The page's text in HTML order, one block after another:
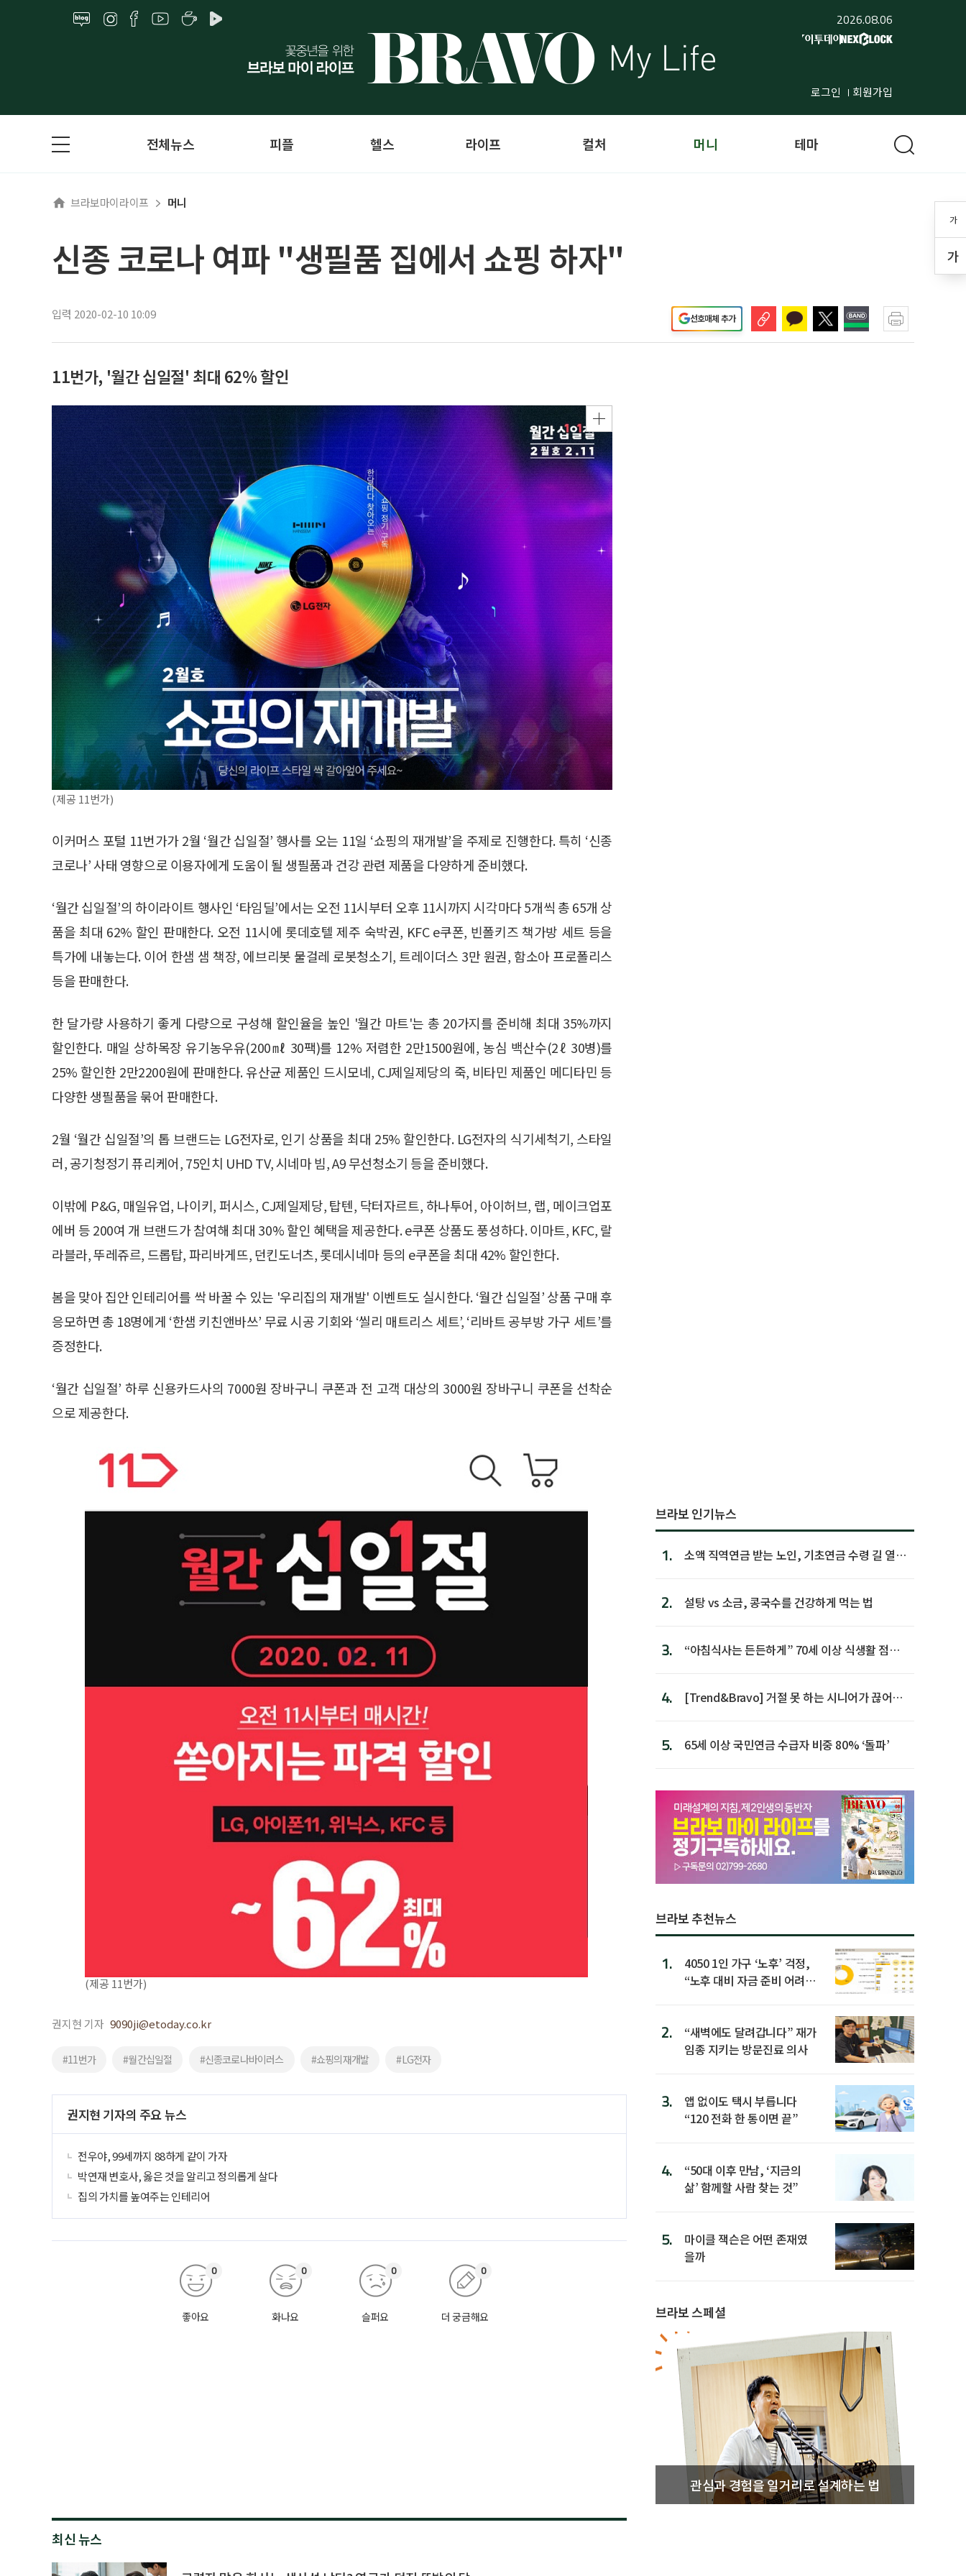
2026.08.06
로그인 회원가입
가
가
전체뉴스 피플 헬스 라이프 컬처 머니 테마
브라보마이라이프 머니
신종 코로나 여파 "생필품 집에서 쇼핑 하자"
입력 2020-02-10 10:09 선호매체 추가
11번가, '월간 십일절' 최대 62% 할인
(제공 11번가)
이커머스 포털 11번가가 2월 ‘월간 십일절’ 행사를 오는 11일 ‘쇼핑의 재개발’을 주제로 진행한다. 특히 ‘신종
코로나’ 사태 영향으로 이용자에게 도움이 될 생필품과 건강 관련 제품을 다양하게 준비했다.
‘월간 십일절’의 하이라이트 행사인 ‘타임딜’에서는 오전 11시부터 오후 11시까지 시각마다 5개씩 총 65개 상
품을 최대 62% 할인 판매한다. 오전 11시에 롯데호텔 제주 숙박권, KFC e쿠폰, 빈폴키즈 책가방 세트 등을
특가에 내놓는다. 이어 한샘 샘 책장, 에브리봇 물걸레 로봇청소기, 트레이더스 3만 원권, 함소아 프로폴리스
등을 판매한다.
한 달가량 사용하기 좋게 다량으로 구성해 할인율을 높인 '월간 마트'는 총 20가지를 준비해 최대 35%까지
할인한다. 매일 상하목장 유기농우유(200㎖ 30팩)를 12% 저렴한 2만1500원에, 농심 백산수(2ℓ 30병)를
25% 할인한 2만2200원에 판매한다. 유산균 제품인 드시모네, CJ제일제당의 죽, 비타민 제품인 메디타민 등
다양한 생필품을 묶어 판매한다.
2월 ‘월간 십일절’의 톱 브랜드는 LG전자로, 인기 상품을 최대 25% 할인한다. LG전자의 식기세척기, 스타일
러, 공기청정기 퓨리케어, 75인치 UHD TV, 시네마 빔, A9 무선청소기 등을 준비했다.
이밖에 P&G, 매일유업, 나이키, 퍼시스, CJ제일제당, 탑텐, 닥터자르트, 하나투어, 아이허브, 랩, 메이크업포
에버 등 200여 개 브랜드가 참여해 최대 30% 할인 혜택을 제공한다. e쿠폰 상품도 풍성하다. 이마트, KFC, 랄
라블라, 뚜레쥬르, 드롭탑, 파리바게뜨, 던킨도너츠, 롯데시네마 등의 e쿠폰을 최대 42% 할인한다.
봄을 맞아 집안 인테리어를 싹 바꿀 수 있는 '우리집의 재개발' 이벤트도 실시한다. ‘월간 십일절’ 상품 구매 후
응모하면 총 18명에게 ‘한샘 키친앤바쓰’ 무료 시공 기회와 ‘씰리 매트리스 세트’, ‘리바트 공부방 가구 세트’를
증정한다.
‘월간 십일절’ 하루 신용카드사의 7000원 장바구니 쿠폰과 전 고객 대상의 3000원 장바구니 쿠폰을 선착순
으로 제공한다.
(제공 11번가)
권지현 기자 9090ji@etoday.co.kr
#11번가 #월간십일절 #신종코로나바이러스 #쇼핑의재개발 #LG전자
권지현 기자의 주요 뉴스
전우야, 99세까지 88하게 같이 가자
박연재 변호사, 옳은 것을 알리고 정의롭게 살다
집의 가치를 높여주는 인테리어
좋아요
0
화나요
0
슬퍼요
0
더 궁금해요
0
최신 뉴스
브라보 인기뉴스
1.
소액 직역연금 받는 노인, 기초연금 수령 길 열린
2. 설탕 vs 소금, 콩국수를 건강하게 먹는 법
3.
“아침식사는 든든하게” 70세 이상 식생활 점수
4.
[Trend&Bravo] 거절 못 하는 시니어가 끊어야
5. 65세 이상 국민연금 수급자 비중 80% ‘돌파’
브라보 추천뉴스
1.
4050 1인 가구 ‘노후’ 걱정,
“노후 대비 자금 준비 어려
2.
“새벽에도 달려갑니다” 재가
임종 지키는 방문진료 의사
3.
앱 없이도 택시 부릅니다
“120 전화 한 통이면 끝”
4.
“50대 이후 만남, ‘지금의
삶’ 함께할 사람 찾는 것”
5.
마이클 잭슨은 어떤 존재였
을까
브라보 스페셜
관심과 경험을 일거리로 설계하는 법